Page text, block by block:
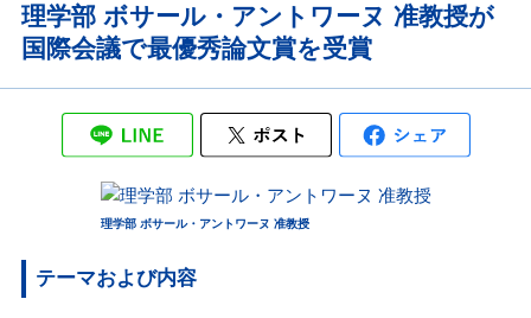
理学部 ボサール・アントワーヌ 准教授が
国際会議で最優秀論文賞を受賞
理学部 ボサール・アントワーヌ 准教授
テーマおよび内容